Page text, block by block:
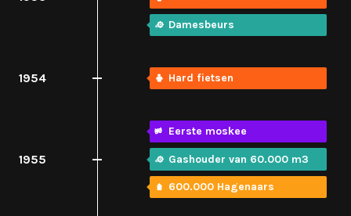
Damesbeurs
1954 Hard fietsen
1955
Eerste moskee
Gashouder van 60.000 m3
600.000 Hagenaars